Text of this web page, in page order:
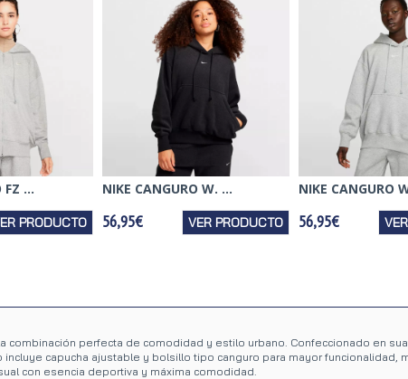
FZ ...
PRODUCTO
NIKE CANGURO W. ...
56,95€ VER PRODUCTO
NIKE CANGURO
56,95€
la combinación perfecta de comodidad y estilo urbano. Confeccionado en
capucha ajustable y bolsillo tipo canguro para mayor
con esencia deportiva y máxima comodidad.